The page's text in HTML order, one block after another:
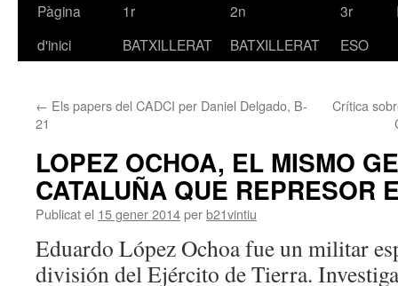
Vés
Pàgina
d'inici
1r
BATXILLERAT
2n
BATXILLERAT
3r
ESO
← Els papers del CADCI per Daniel Delgado, B-
21
Crítica
LOPEZ OCHOA, EL MISMO
CATALUÑA QUE REPRESOR
Publicat el 15 gener 2014perb21vintiu
Eduardo López Ochoa fue un militar
división del Ejército de Tierra.